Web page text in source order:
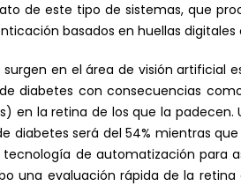
de este tipo de sistemas, que
basados en huellas digitales
surgen en el área de visión
diabetes con consecuencias
en la retina de los que la
diabetes será del 54% mientras
de automatización para
una evaluación rápida de la